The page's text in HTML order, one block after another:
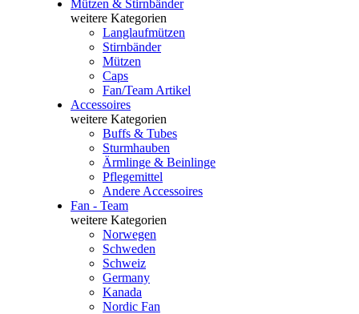
Mützen & Stirnbänder
weitere Kategorien
Langlaufmützen
Stirnbänder
Mützen
Caps
Fan/Team Artikel
Accessoires
weitere Kategorien
Buffs & Tubes
Sturmhauben
Ärmlinge & Beinlinge
Pflegemittel
Andere Accessoires
Fan - Team
weitere Kategorien
Norwegen
Schweden
Schweiz
Germany
Kanada
Nordic Fan